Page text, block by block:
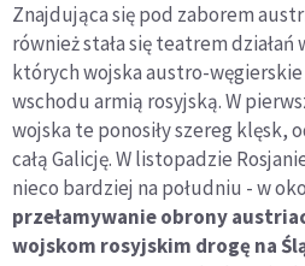
Znajdująca się pod zaborem
również stała się teatrem
których wojska austro-węgierskie
wschodu armią rosyjską. W
wojska te ponosiły szereg klęsk,
całą Galicję. W listopadzie
nieco bardziej na południu - w
przełamywanie obrony
wojskom rosyjskim drogę na